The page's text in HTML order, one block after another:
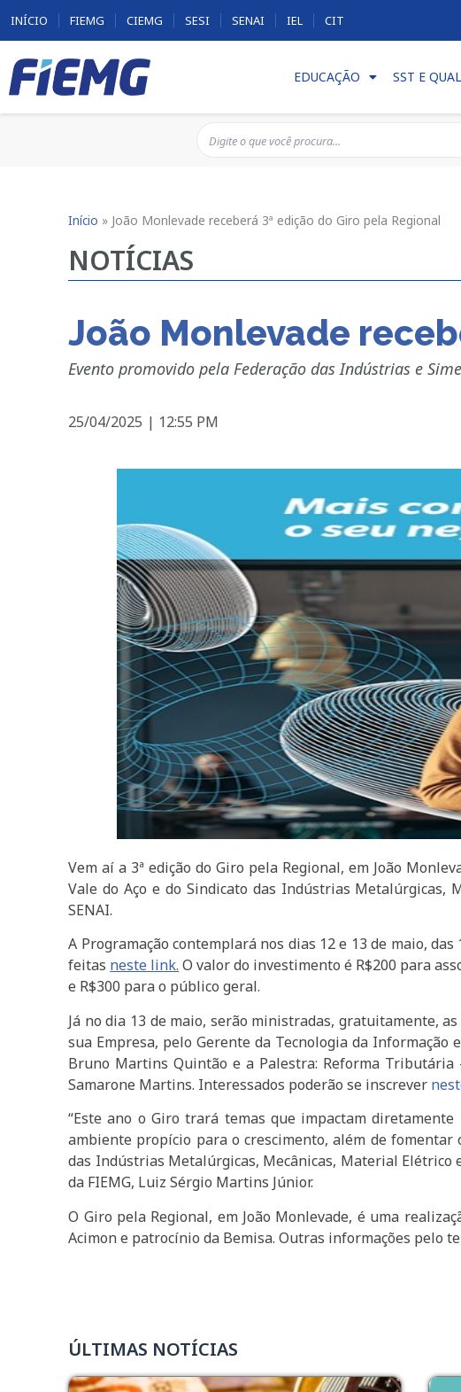
INÍCIO FIEMG CIEMG SESI SENAI IEL CIT
EDUCAÇÃO SST E
Início » João Monlevade receberá 3ª edição do Giro pela Regional
NOTÍCIAS
João Monlevade
Evento promovido pela Federação das Indústrias e
25/04/2025 | 12:55 PM
Vem aí a 3ª edição do Giro pela Regional, em João
Vale do Aço e do Sindicato das Indústrias Metalúrgicas,
SENAI.
A Programação contemplará nos dias 12 e 13 de maio,
feitas neste link. O valor do investimento é R$200 para
e R$300 para o público geral.
Já no dia 13 de maio, serão ministradas, gratuitamente,
sua Empresa, pelo Gerente da Tecnologia da
Bruno Martins Quintão e a Palestra: Reforma Tributária
Samarone Martins. Interessados poderão se inscrever
“Este ano o Giro trará temas que impactam
ambiente propício para o crescimento, além de fomentar
das Indústrias Metalúrgicas, Mecânicas, Material Elétrico
da FIEMG, Luiz Sérgio Martins Júnior.
O Giro pela Regional, em João Monlevade, é uma
Acimon e patrocínio da Bemisa. Outras informações pelo
ÚLTIMAS NOTÍCIAS